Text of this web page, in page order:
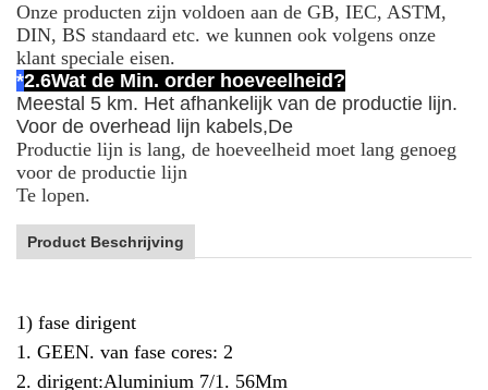
Onze producten zijn voldoen aan de GB, IEC, ASTM,
DIN, BS standaard etc. we kunnen ook volgens onze
klant speciale eisen.
*2.6Wat de Min. order hoeveelheid?
Meestal 5 km. Het afhankelijk van de productie lijn.
Voor de overhead lijn kabels,De
Productie lijn is lang, de hoeveelheid moet lang genoeg
voor de productie lijn
Te lopen.
Product Beschrijving
1) fase dirigent
1. GEEN. van fase cores: 2
2. dirigent:Aluminium 7/1. 56Mm